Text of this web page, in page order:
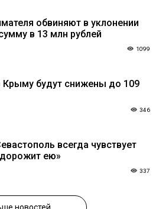
обвиняют в уклонении
в 13 млн рублей
1099
Крыму будут снижены до 109
346
всегда чувствует
ею»
337